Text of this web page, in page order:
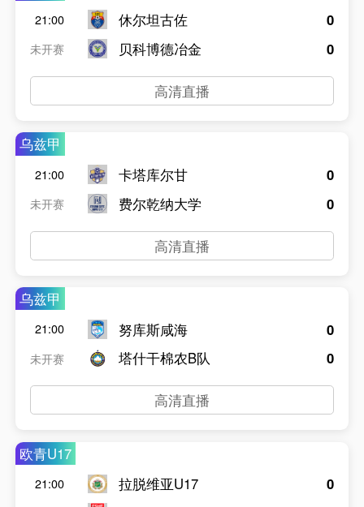
21:00
未开赛
休尔坦古佐
贝科博德冶金
0
0
高清直播
乌兹甲
21:00
未开赛
卡塔库尔甘
费尔乾纳大学
0
0
高清直播
乌兹甲
21:00
未开赛
努库斯咸海
塔什干棉农B队
0
0
高清直播
欧青U17
21:00
拉脱维亚U17
0